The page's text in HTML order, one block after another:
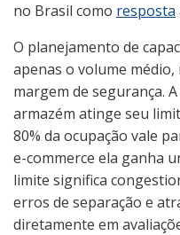
no Brasil como resposta
O planejamento de
apenas o volume
margem de segurança.
armazém atinge seu
80% da ocupação vale
e-commerce ela ganha
limite significa
erros de separação e
diretamente em